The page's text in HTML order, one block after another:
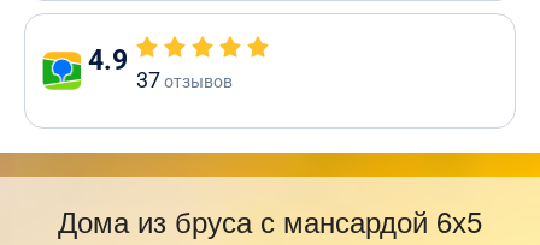
4.9
37отзывов
Дома из бруса с мансардой 6х5